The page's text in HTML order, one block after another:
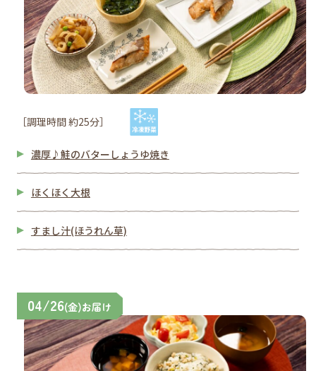
［調理時間 約25分］
濃厚♪鮭のバターしょうゆ焼き
ほくほく大根
すまし汁(ほうれん草)
04/26(金)お届け